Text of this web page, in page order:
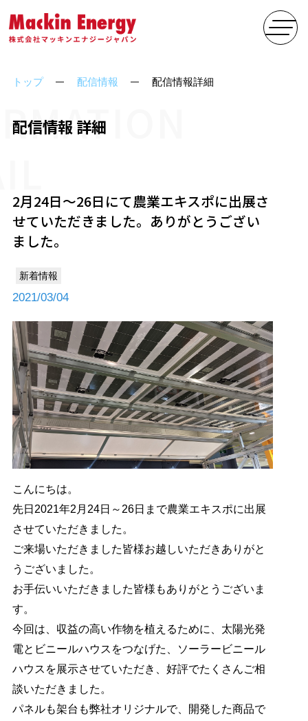
トップ 配信情報 配信情報詳細
配信情報 詳細
2月24日～26日にて農業エキスポに出展さ
せていただきました。ありがとうござい
ました。
新着情報
2021/03/04
こんにちは。
先日2021年2月24日～26日まで農業エキスポに出展
させていただきました。
ご来場いただきました皆様お越しいただきありがと
うございました。
お手伝いいただきました皆様もありがとうございま
す。
今回は、収益の高い作物を植えるために、太陽光発
電とビニールハウスをつなげた、ソーラービニール
ハウスを展示させていただき、好評でたくさんご相
談いただきました。
パネルも架台も弊社オリジナルで、開発した商品で